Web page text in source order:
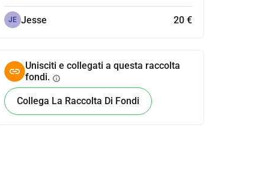
JE Jesse 20 €
Unisciti e collegati a questa raccolta
fondi. info
Collega La Raccolta Di Fondi